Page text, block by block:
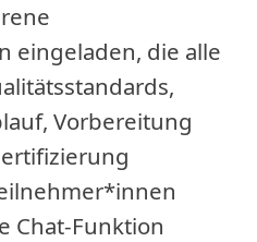
eingeladen, die alle
Vorbereitung
Chat-Funktion